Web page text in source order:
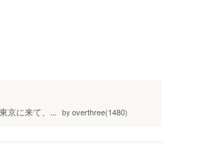
京に来て、... by overthree(1480)